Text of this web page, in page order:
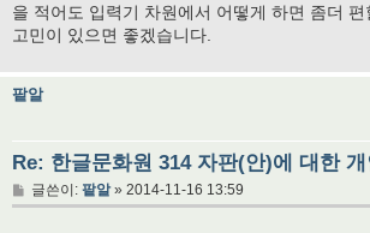
을 적어도 입력기 차원에서 어떻게 하면 좀더
고민이 있으면 좋겠습니다.
팥알
Re: 한글문화원 314 자판(안)에 대한
글
글쓴이: 팥알» 2014-11-16 13:59